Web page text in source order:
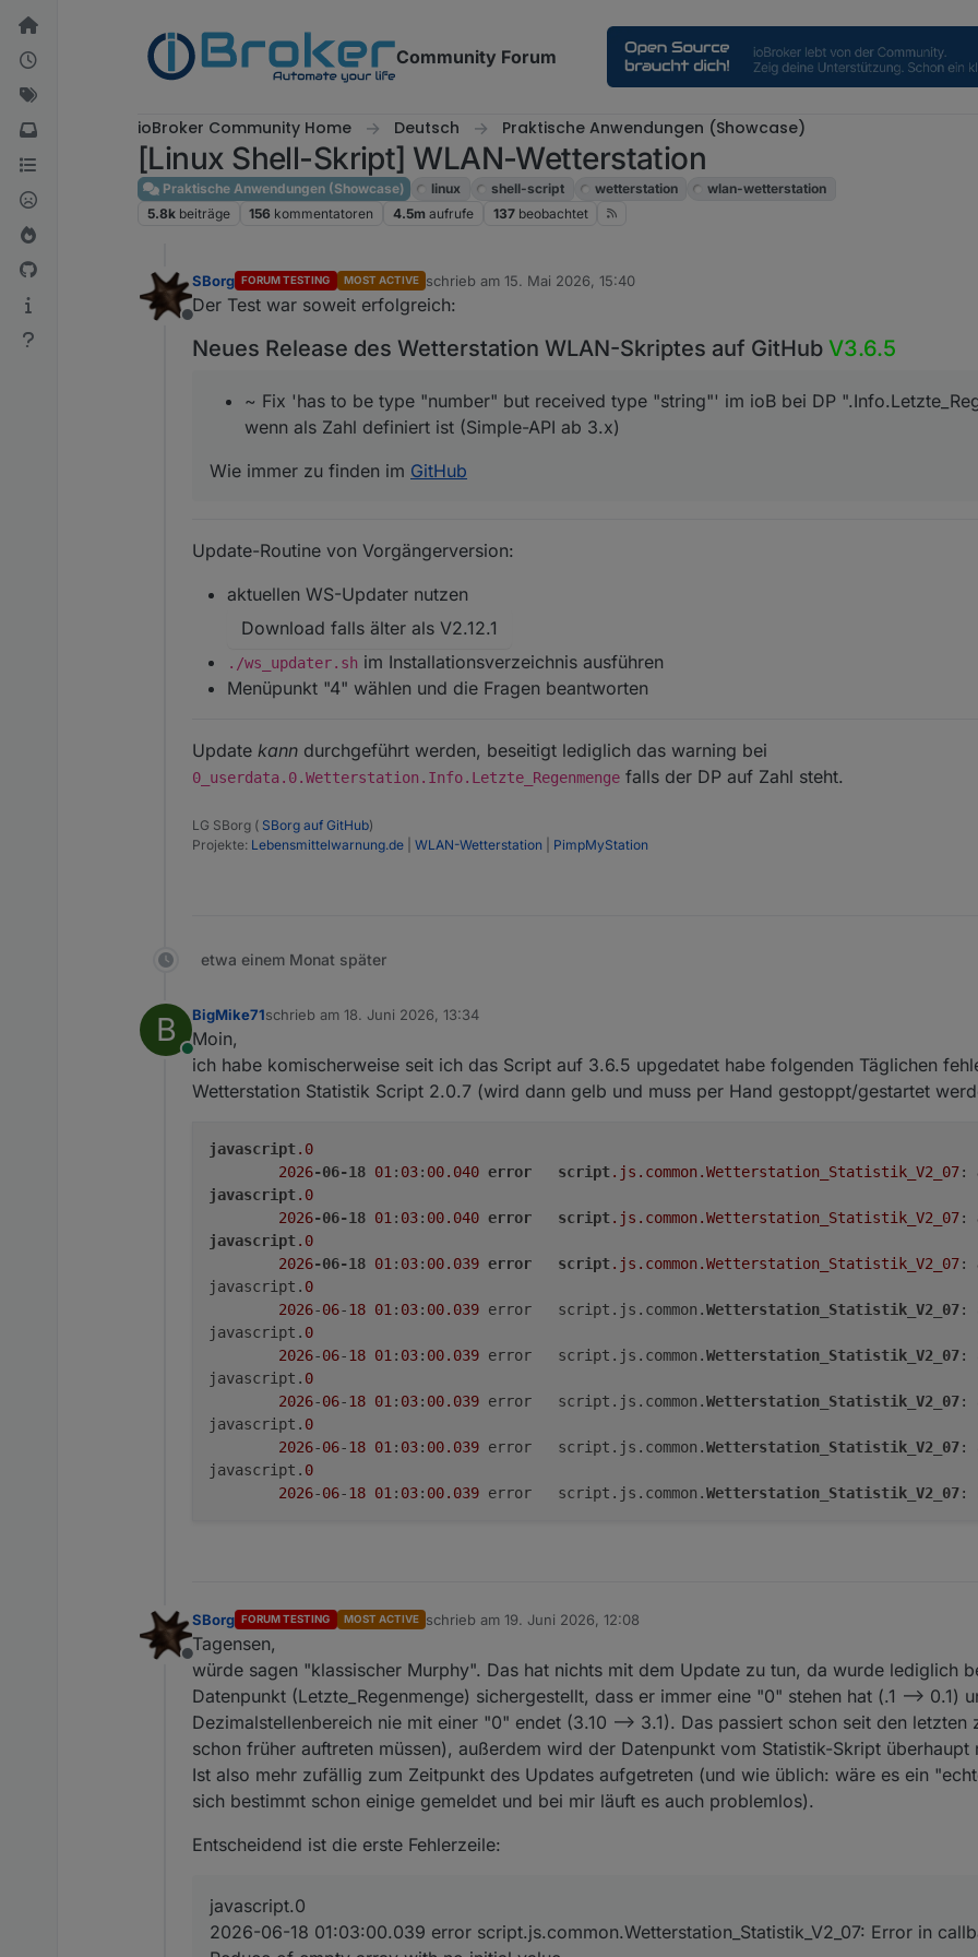
Weiter zum Inhalt
Community Forum
ioBroker Community Home Deutsch Praktische Anwendungen (Showcase)
[Linux Shell-Skript] WLAN-Wetterstation
Praktische Anwendungen (Showcase) linux shell-script wetterstation
wlan-wetterstation
5.8k beiträge 156 kommentatoren 4.5m aufrufe 137 beobachtet
Offline
SBorg FORUM TESTING MOST ACTIVE schrieb am15. Mai 2026, 15:40
zuletzt editiert von
Der Test war soweit erfolgreich:
Neues Release des Wetterstation WLAN-Skriptes auf GitHub V3.6.5
~ Fix 'has to be type "number" but received type "string"' im ioB bei DP
wenn als Zahl definiert ist (Simple-API ab 3.x)
Wie immer zu finden im GitHub
Update-Routine von Vorgängerversion:
aktuellen WS-Updater nutzen
Download falls älter als V2.12.1
./ws_updater.sh im Installationsverzeichnis ausführen
Menüpunkt "4" wählen und die Fragen beantworten
Update kann durchgeführt werden, beseitigt lediglich das warning bei
0_userdata.0.Wetterstation.Info.Letzte_Regenmenge falls der DP auf Zahl steht.
LG SBorg ( SBorg auf GitHub)
Projekte: Lebensmittelwarnung.de WLAN-Wetterstation PimpMyStation
etwa einem Monat später
B
Online
BigMike71schrieb am 18. Juni 2026, 13:34
zuletzt editiert von
Moin,
ich habe komischerweise seit ich das Script auf 3.6.5 upgedatet habe folgenden Täglichen
Wetterstation Statistik Script 2.0.7 (wird dann gelb und muss per Hand gestoppt/gestartet
javascript.0
2026-06-18 01 : 03: 00.040 error script.js .common .Wetterstation_Statistik_V2_07:
javascript.0
2026-06-18 01 : 03: 00.040 error script.js .common .Wetterstation_Statistik_V2_07:
javascript.0
2026-06-18 01 : 03: 00.039 error script.js .common .Wetterstation_Statistik_V2_07:
javascript. 0
2026-06-18 01 : 03: 00.039
	error	script.js.common.
Wetterstation_Statistik_V2_07:
javascript. 0
2026-06-18 01 : 03: 00.039
	error	script.js.common.
Wetterstation_Statistik_V2_07:
javascript. 0
2026-06-18 01 : 03: 00.039
	error	script.js.common.
Wetterstation_Statistik_V2_07:
javascript. 0
2026-06-18 01 : 03: 00.039
	error	script.js.common.
Wetterstation_Statistik_V2_07:
javascript. 0
2026-06-18 01 : 03: 00.039
	error	script.js.common.
Wetterstation_Statistik_V2_07:
Offline
SBorg FORUM TESTING MOST ACTIVE schrieb am19. Juni 2026, 12:08
zuletzt editiert von
Tagensen,
würde sagen "klassischer Murphy". Das hat nichts mit dem Update zu tun, da wurde lediglich
Datenpunkt (Letzte_Regenmenge) sichergestellt, dass er immer eine "0" stehen hat (.1 --> 0.1)
Dezimalstellenbereich nie mit einer "0" endet (3.10 --> 3.1). Das passiert schon seit den letzten
schon früher auftreten müssen), außerdem wird der Datenpunkt vom Statistik-Skript überhaupt
Ist also mehr zufällig zum Zeitpunkt des Updates aufgetreten (und wie üblich: wäre es ein
sich bestimmt schon einige gemeldet und bei mir läuft es auch problemlos).
Entscheidend ist die erste Fehlerzeile:
javascript.0
2026-06-18 01:03:00.039 error script.js.common.Wetterstation_Statistik_V2_07: Error in